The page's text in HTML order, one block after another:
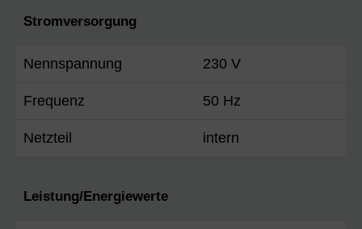
Stromversorgung
Nennspannung 230 V
Frequenz 50 Hz
Netzteil intern
Leistung/Energiewerte